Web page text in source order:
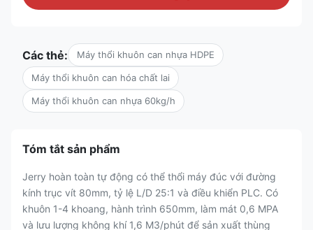
Các thẻ: Máy thổi khuôn can nhựa HDPE
Máy thổi khuôn can hóa chất lai
Máy thổi khuôn can nhựa 60kg/h
Tóm tắt sản phẩm
Jerry hoàn toàn tự động có thể thổi máy đúc với đường
kính trục vít 80mm, tỷ lệ L/D 25:1 và điều khiển PLC. Có
khuôn 1-4 khoang, hành trình 650mm, làm mát 0,6 MPA
và lưu lượng không khí 1,6 M3/phút để sản xuất thùng